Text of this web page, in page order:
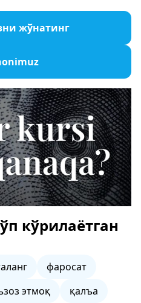
жўнатинг
кўрилаётган
фаросат
этмоқ
қалъа